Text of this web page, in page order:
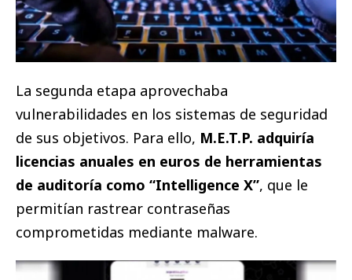
La segunda etapa aprovechaba
vulnerabilidades en los sistemas de seguridad
de sus objetivos. Para ello, M.E.T.P. adquiría
licencias anuales en euros de herramientas
de auditoría como “Intelligence X”, que le
permitían rastrear contraseñas
comprometidas mediante malware.